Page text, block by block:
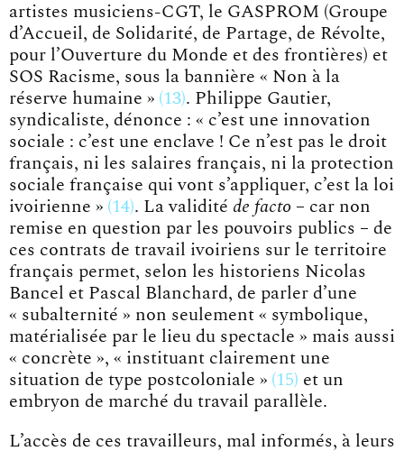
artistes musiciens-CGT, le GASPROM (Groupe
d’Accueil, de Solidarité, de Partage, de Révolte,
pour l’Ouverture du Monde et des frontières) et
SOS Racisme, sous la bannière « Non à la
réserve humaine » 13 . Philippe Gautier,
syndicaliste, dénonce : « c’est une innovation
sociale : c’est une enclave ! Ce n’est pas le droit
français, ni les salaires français, ni la protection
sociale française qui vont s’appliquer, c’est la loi
ivoirienne » 14 . La validité de facto – car non
remise en question par les pouvoirs publics – de
ces contrats de travail ivoiriens sur le territoire
français permet, selon les historiens Nicolas
Bancel et Pascal Blanchard, de parler d’une
« subalternité » non seulement « symbolique,
matérialisée par le lieu du spectacle » mais aussi
« concrète », « instituant clairement une
situation de type postcoloniale » 15 et un
embryon de marché du travail parallèle.
L’accès de ces travailleurs, mal informés, à leurs